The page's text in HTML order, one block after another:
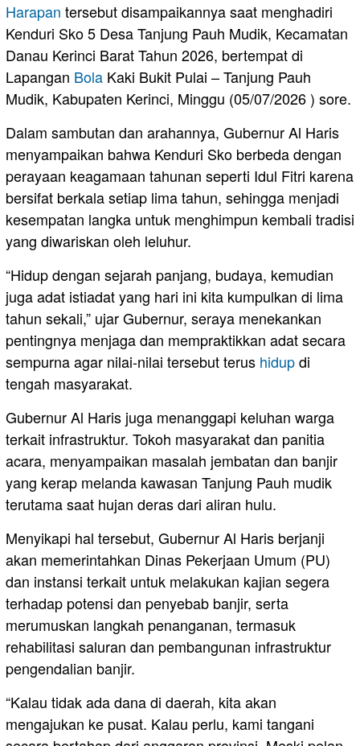
Harapan tersebut disampaikannya saat menghadiri
Kenduri Sko 5 Desa Tanjung Pauh Mudik, Kecamatan
Danau Kerinci Barat Tahun 2026, bertempat di
Lapangan Bola Kaki Bukit Pulai – Tanjung Pauh
Mudik, Kabupaten Kerinci, Minggu (05/07/2026 ) sore.
Dalam sambutan dan arahannya, Gubernur Al Haris
menyampaikan bahwa Kenduri Sko berbeda dengan
perayaan keagamaan tahunan seperti Idul Fitri karena
bersifat berkala setiap lima tahun, sehingga menjadi
kesempatan langka untuk menghimpun kembali tradisi
yang diwariskan oleh leluhur.
“Hidup dengan sejarah panjang, budaya, kemudian
juga adat istiadat yang hari ini kita kumpulkan di lima
tahun sekali,” ujar Gubernur, seraya menekankan
pentingnya menjaga dan mempraktikkan adat secara
sempurna agar nilai-nilai tersebut terus hidupdi
tengah masyarakat.
Gubernur Al Haris juga menanggapi keluhan warga
terkait infrastruktur. Tokoh masyarakat dan panitia
acara, menyampaikan masalah jembatan dan banjir
yang kerap melanda kawasan Tanjung Pauh mudik
terutama saat hujan deras dari aliran hulu.
Menyikapi hal tersebut, Gubernur Al Haris berjanji
akan memerintahkan Dinas Pekerjaan Umum (PU)
dan instansi terkait untuk melakukan kajian segera
terhadap potensi dan penyebab banjir, serta
merumuskan langkah penanganan, termasuk
rehabilitasi saluran dan pembangunan infrastruktur
pengendalian banjir.
“Kalau tidak ada dana di daerah, kita akan
mengajukan ke pusat. Kalau perlu, kami tangani